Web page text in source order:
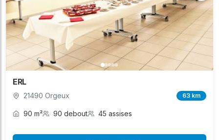
ERL
21490 Orgeux 63 km
90 m² 90 debout 45 assises